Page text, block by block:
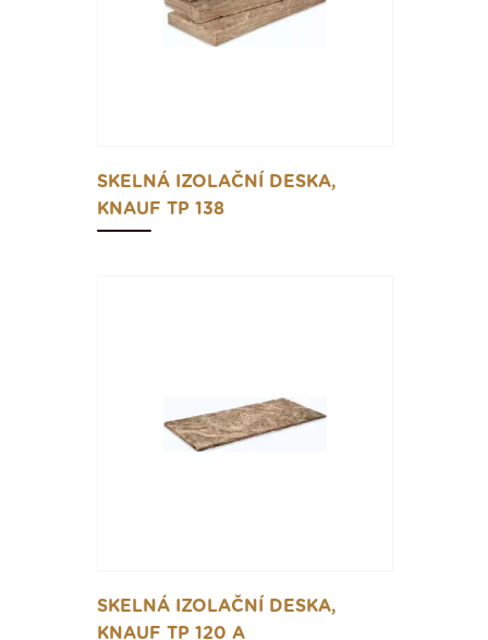
SKELNÁ IZOLAČNÍ DESKA,
KNAUF TP 138
SKELNÁ IZOLAČNÍ DESKA,
KNAUF TP 120 A